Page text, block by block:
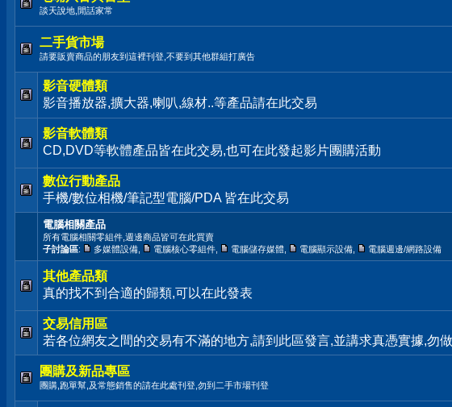
談天說地,閒話家常
二手貨市場
請要販賣商品的朋友到這裡刊登,不要到其他群組打廣告
影音硬體類
影音播放器,擴大器,喇叭,線材..等產品請在此交易
影音軟體類
CD,DVD等軟體產品皆在此交易,也可在此發起影片團購活動
數位行動產品
手機/數位相機/筆記型電腦/PDA 皆在此交易
電腦相關產品
所有電腦相關零組件,週邊商品皆可在此買賣
子討論區: 多媒體設備 電腦核心零組件 電腦儲存媒體 電腦顯示設備 電腦週邊/網路設備
其他產品類
真的找不到合適的歸類,可以在此發表
交易信用區
若各位網友之間的交易有不滿的地方,請到此區發言,並講求真憑實據,勿
團購及新品專區
團購,跑單幫,及常態銷售的請在此處刊登,勿到二手市場刊登